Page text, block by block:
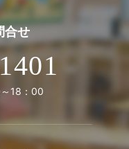
合せ
18：00